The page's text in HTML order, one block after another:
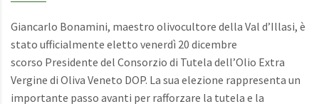
Giancarlo Bonamini, maestro olivocultore della Val d’Illasi, è
stato ufficialmente eletto venerdì 20 dicembre
scorso Presidente del Consorzio di Tutela dell’Olio Extra
Vergine di Oliva Veneto DOP. La sua elezione rappresenta un
importante passo avanti per rafforzare la tutela e la